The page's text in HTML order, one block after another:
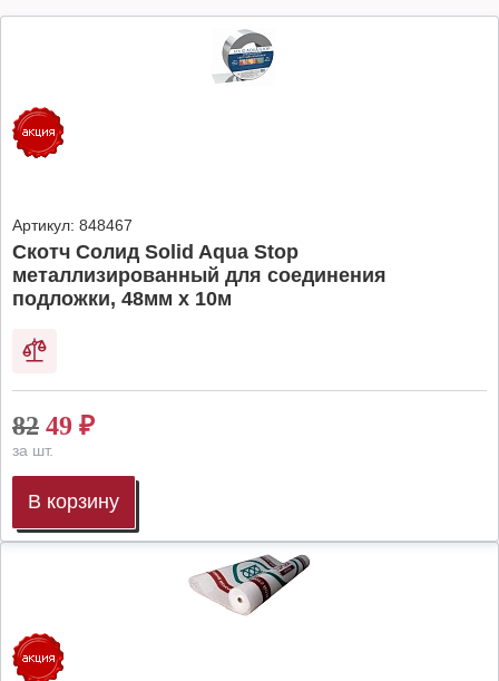
Артикул: 848467
Скотч Солид Solid Aqua Stop
металлизированный для соединения
подложки, 48мм х 10м
82 49 ₽
за шт.
В корзину